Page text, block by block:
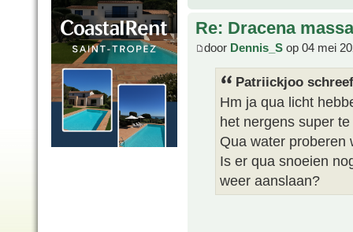
Re: Dracena
door Dennis_S op 04 mei
Patriickjoo
Hm ja qua licht
het nergens super
Qua water proberen
Is er qua snoeien
weer aanslaan?